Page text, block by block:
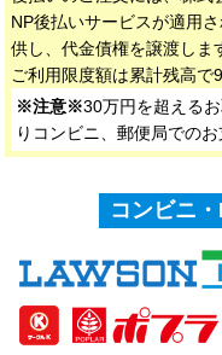
NP後払いサービスが適用
供し、代金債権を譲渡しま
ご利用限度額は累計残高で
※注意※30万円を超える
りコンビニ、郵便局での
コンビニ